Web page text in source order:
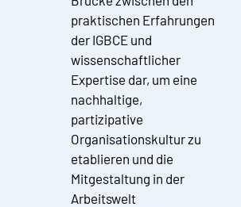
praktischen Erfahrungen
der IGBCE und
wissenschaftlicher
Expertise dar, um eine
nachhaltige,
partizipative
Organisationskultur zu
etablieren und die
Mitgestaltung in der
Arbeitswelt